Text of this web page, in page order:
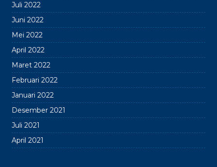
Juli 2022
Juni 2022
Mei 2022
April 2022
Maret 2022
Februari 2022
Januari 2022
Desember 2021
Juli 2021
April 2021